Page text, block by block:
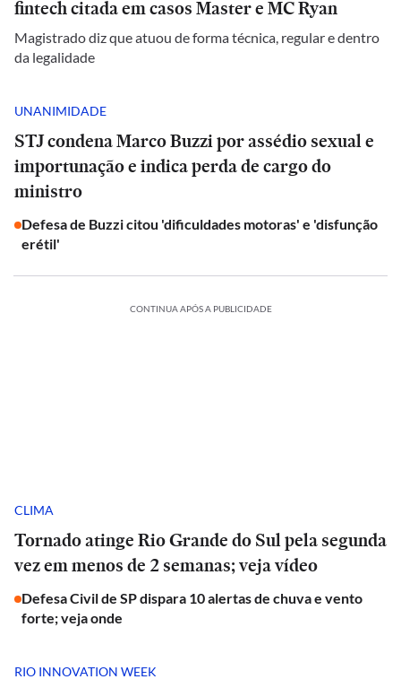
fintech citada em casos Master e MC Ryan
Magistrado diz que atuou de forma técnica, regular e dentro
da legalidade
UNANIMIDADE
STJ condena Marco Buzzi por assédio sexual e
importunação e indica perda de cargo do
ministro
Defesa de Buzzi citou 'dificuldades motoras' e 'disfunção
erétil'
CONTINUA APÓS A PUBLICIDADE
CLIMA
Tornado atinge Rio Grande do Sul pela segunda
vez em menos de 2 semanas; veja vídeo
Defesa Civil de SP dispara 10 alertas de chuva e vento
forte; veja onde
RIO INNOVATION WEEK